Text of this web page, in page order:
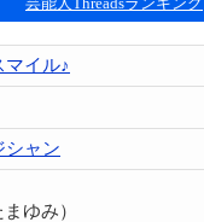
マイル♪
シャン
ゆみ）